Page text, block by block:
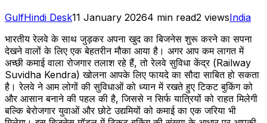
GulfHindi Desk11 January 20264 min read2 viewsIndia
भारतीय रेलवे के साथ जुड़कर अपना खुद का बिजनेस शुरू करने का सपना
देखने वालों के लिए एक बेहतरीन मौका आया है। अगर आप कम लागत में
अच्छी कमाई वाला रोजगार तलाश रहे हैं, तो रेलवे सुविधा केंद्र (Railway
Suvidha Kendra) खोलना आपके लिए फायदे का सौदा साबित हो सकता
है। रेलवे ने आम लोगों की सुविधाओं को ध्यान में रखते हुए टिकट बुकिंग को
और आसान बनाने की पहल की है, जिससे न सिर्फ यात्रियों को राहत मिलेगी
बल्कि बेरोजगार युवाओं और छोटे उद्यमियों को कमाई का एक जरिया भी